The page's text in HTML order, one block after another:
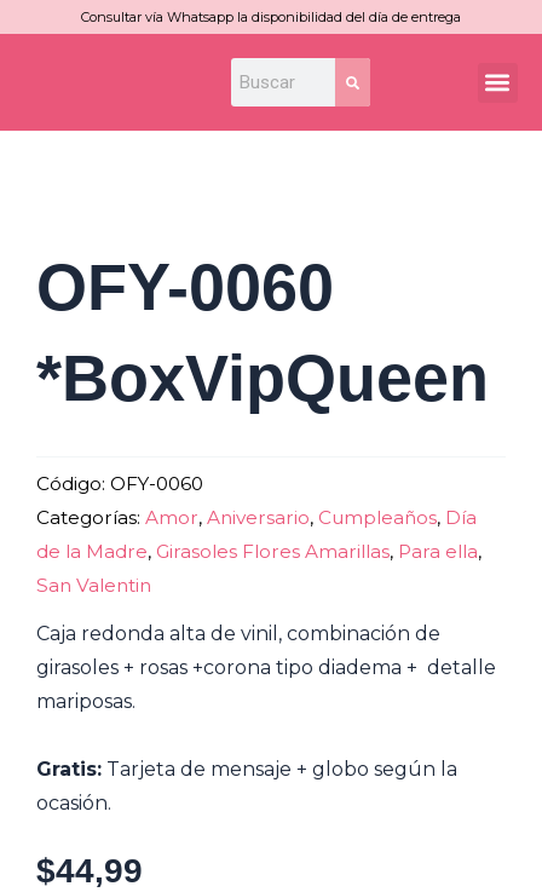
Consultar vía Whatsapp la disponibilidad del día de entrega
Search
OFY-0060
*BoxVipQueen
Código: OFY-0060
Categorías: Amor, Aniversario, Cumpleaños, Día
de la Madre, Girasoles Flores Amarillas, Para ella,
San Valentin
Caja redonda alta de vinil, combinación de
girasoles + rosas +corona tipo diadema + detalle
mariposas.
Gratis: Tarjeta de mensaje + globo según la
ocasión.
$44,99